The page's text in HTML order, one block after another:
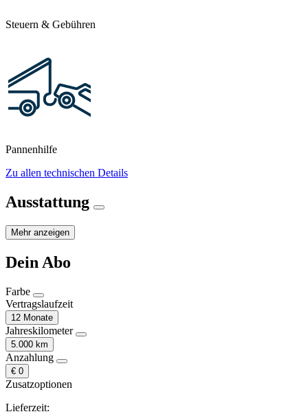
Steuern & Gebühren
Pannenhilfe
Zu allen technischen Details
Ausstattung
Mehr anzeigen
Dein Abo
Farbe
Vertragslaufzeit
12 Monate
Jahreskilometer
5.000 km
Anzahlung
€ 0
Zusatzoptionen
Lieferzeit: